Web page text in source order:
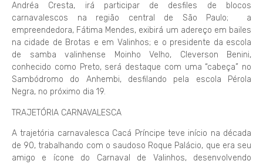
Andréa Cresta, irá participar de desfiles de blocos
carnavalescos na região central de São Paulo; a
empreendedora, Fátima Mendes, exibirá um adereço em bailes
na cidade de Brotas e em Valinhos; e o presidente da escola
de samba valinhense Moinho Velho, Cleverson Benini,
conhecido como Preto, será destaque com uma “cabeça” no
Sambódromo do Anhembi, desfilando pela escola Pérola
Negra, no próximo dia 19.
TRAJETÓRIA CARNAVALESCA
A trajetória carnavalesca Cacá Príncipe teve início na década
de 90, trabalhando com o saudoso Roque Palácio, que era seu
amigo e ícone do Carnaval de Valinhos, desenvolvendo